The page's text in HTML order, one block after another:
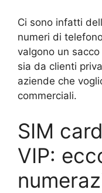
Ci sono infatti
numeri di
valgono un
sia da clienti
aziende che
commerciali.
SIM
VIP: